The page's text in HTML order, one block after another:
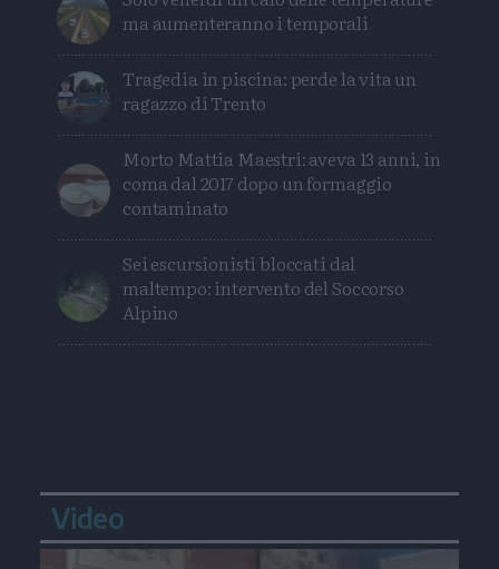
ma aumenteranno i temporali
Tragedia in piscina: perde la vita un
ragazzo di Trento
Morto Mattia Maestri: aveva 13 anni, in
coma dal 2017 dopo un formaggio
contaminato
Sei escursionisti bloccati dal
maltempo: intervento del Soccorso
Alpino
Video